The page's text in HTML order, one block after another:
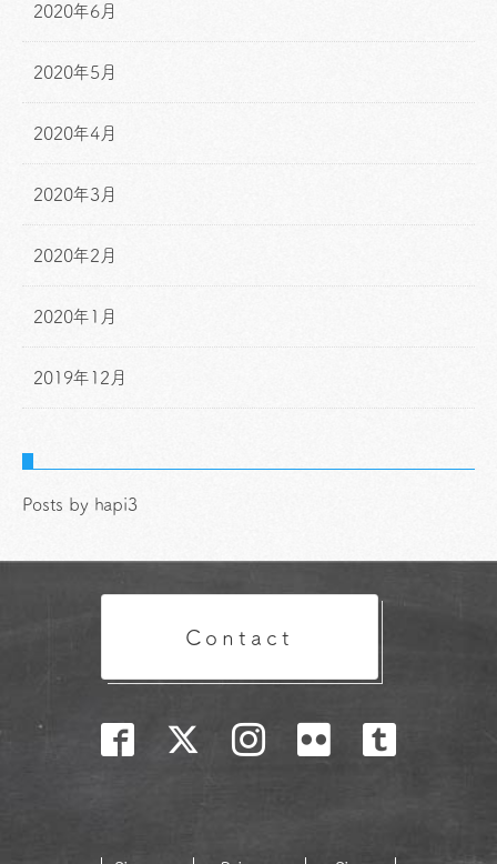
2020年6月
2020年5月
2020年4月
2020年3月
2020年2月
2020年1月
2019年12月
Posts by hapi3
Contact